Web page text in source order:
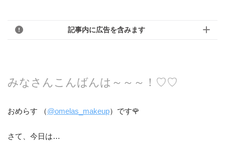
記事内に広告を含みます
みなさんこんばんは～～～！♡♡
おめらす （@omelas_makeup）です🌹
さて、今日は…